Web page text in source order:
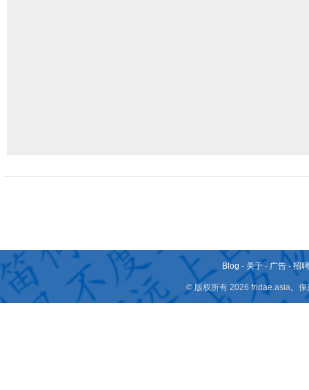
Blog - 关于 - 广告 -招
© 版权所有 2026 fridae.asia。